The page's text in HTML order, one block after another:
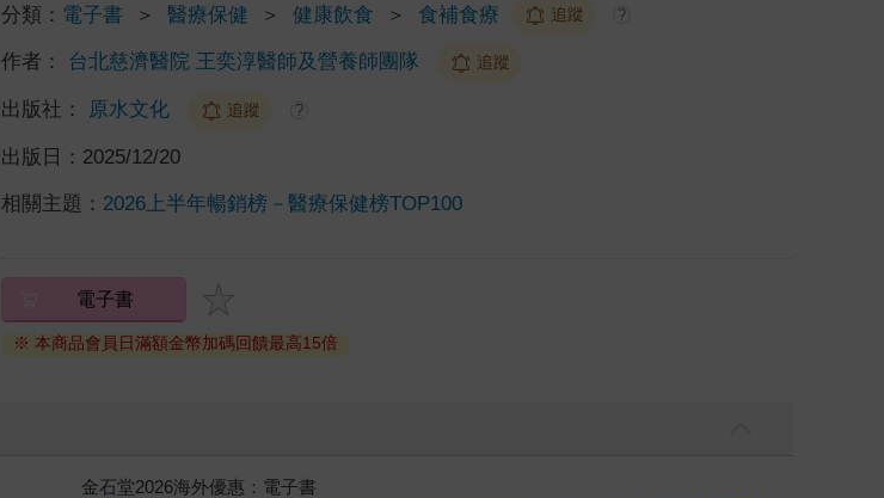
分類： 電子書 ＞ 醫療保健 ＞ 健康飲食 ＞ 食補食療 追蹤 ?
作者： 台北慈濟醫院 王奕淳醫師及營養師團隊 追蹤
出版社： 原水文化 追蹤 ?
出版日： 2025/12/20
相關主題： 2026上半年暢銷榜－醫療保健榜TOP100
電子書
※ 本商品會員日滿額金幣加碼回饋最高15倍
春光ｘ奇幻基地｜全書系展